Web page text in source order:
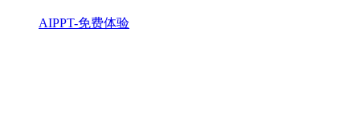
AIPPT-免费体验